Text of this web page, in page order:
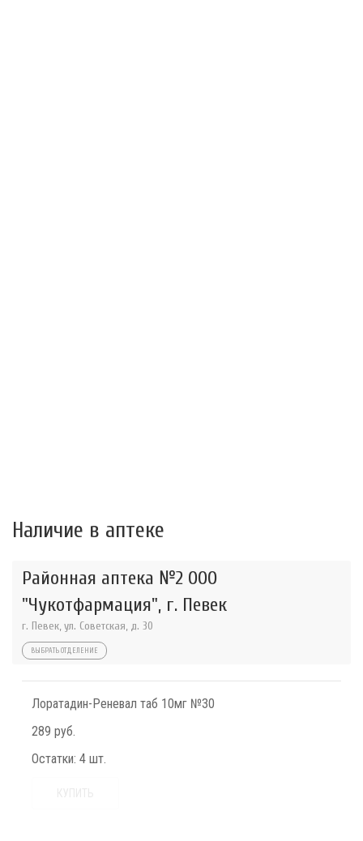
Наличие в аптеке
Районная аптека №2 ООО
"Чукотфармация", г. Певек
г. Певек, ул. Советская, д. 30
ВЫБРАТЬ ОТДЕЛЕНИЕ
Лоратадин-Реневал таб 10мг №30
289 руб.
Остатки: 4 шт.